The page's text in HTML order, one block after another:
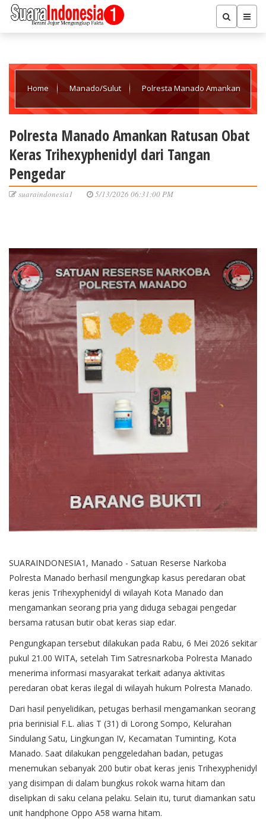
Home Manado/Sulut Polresta Manado Amankan
Polresta Manado Amankan Ratusan Obat
Keras Trihexyphenidyl dari Tangan
Pengedar
suaraindonesia1 5/13/2026 06:31:00 PM
SUARAINDONESIA1, Manado - Satuan Reserse Narkoba
Polresta Manado berhasil mengungkap kasus peredaran obat
keras jenis Trihexyphenidyl di wilayah Kota Manado dan
mengamankan seorang pria yang diduga sebagai pengedar
bersama ratusan butir obat keras siap edar.
Pengungkapan tersebut dilakukan pada Rabu, 6 Mei 2026 sekitar
pukul 21.00 WITA, setelah Tim Satresnarkoba Polresta Manado
menerima informasi masyarakat terkait adanya aktivitas
peredaran obat keras ilegal di wilayah hukum Polresta Manado.
Dari hasil penyelidikan, petugas berhasil mengamankan seorang
pria berinisial F.L. alias T (31) di Lorong Sompo, Kelurahan
Sindulang Satu, Lingkungan IV, Kecamatan Tuminting, Kota
Manado. Saat dilakukan penggeledahan badan, petugas
menemukan sebanyak 200 butir obat keras jenis Trihexyphenidyl
yang disimpan di dalam bungkus rokok warna hitam dan
diselipkan di saku celana pelaku. Selain itu, turut diamankan satu
unit handphone Oppo A58 warna hitam.